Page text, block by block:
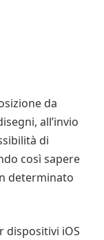
da
all’invio
di
così sapere
determinato
dispositivi iOS